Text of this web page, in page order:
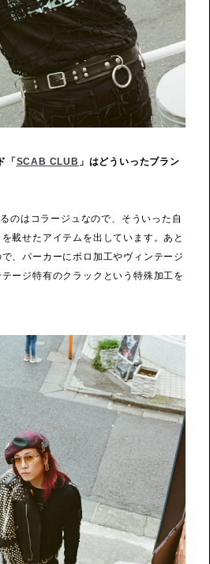
「SCAB CLUB 」はどういったブラン
のはコラージュなので、そういった自
載せたアイテムを出しています。あと
、パーカーにボロ加工やヴィンテージ
ージ特有のクラックという特殊加工を